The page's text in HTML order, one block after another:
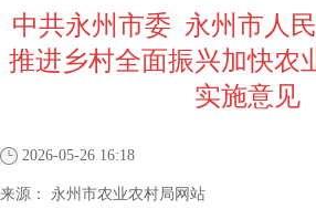
中共永州市委 永州市人
推进乡村全面振兴加快农
实施意见
2026-05-26 16:18
来源： 永州市农业农村局网站